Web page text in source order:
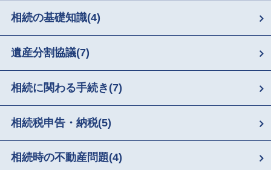
相続の基礎知識(4)
遺産分割協議(7)
相続に関わる手続き (7)
相続税申告・納税(5)
相続時の不動産問題(4)